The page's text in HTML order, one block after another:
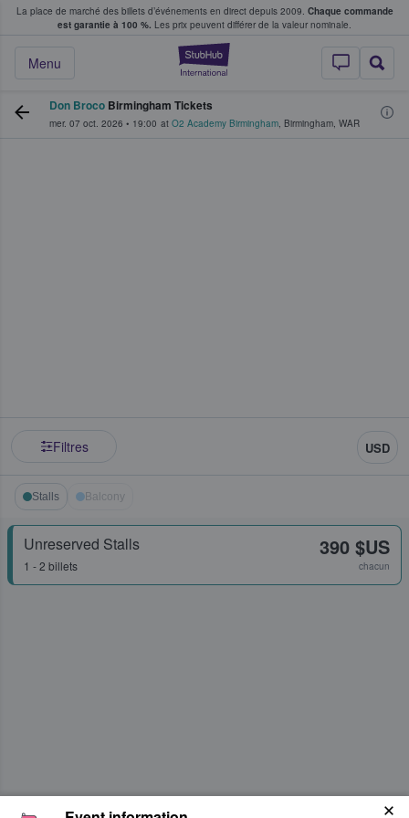
La place de marché des billets d’événements en direct depuis 2009. Chaque commande
est garantie à 100 %. Les prix peuvent différer de la valeur nominale.
StubHub - Où
Menu
fans achètent et vendent des billets
Don Broco Birmingham Tickets
mer. 07 oct. 2026 • 19:00 at O2 Academy Birmingham, Birmingham, WAR
Filtres USD
Stalls Balcony
Unreserved Stalls
1 - 2 billets
390 $US
chacun